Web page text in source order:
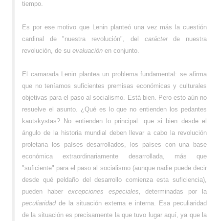
tiempo.
Es por ese motivo que Lenin planteó una vez más la cuestión
cardinal de "nuestra revolución", del carácterde nuestra
revolución, de su evaluación en conjunto.
El camarada Lenin plantea un problema fundamental: se afirma
que no teníamos suficientes premisas económicas y culturales
objetivas para el paso al socialismo. Está bien. Pero esto aún no
resuelve el asunto. ¿Qué es lo que no entienden los pedantes
kautskystas? No entienden lo principal: que si bien desde el
ángulo de la historia mundial deben llevar a cabo la revolución
proletaria los países desarrollados, los países con una base
económica extraordinariamente desarrollada, más que
"suficiente" para el paso al socialismo (aunque nadie puede decir
desde qué peldaño del desarrollo comienza esta suficiencia),
pueden haber excepciones especiales,determinadas por la
peculiaridad de la situación externa e interna. Esa peculiaridad
de la situación es precisamente la que tuvo lugar aquí, ya que la